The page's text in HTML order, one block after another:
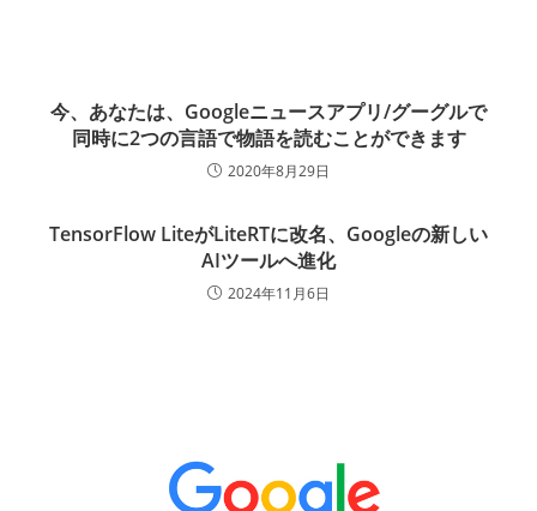
今、あなたは、Googleニュースアプリ/グーグルで
同時に2つの言語で物語を読むことができます
2020年8月29日
TensorFlow LiteがLiteRTに改名、Googleの新しい
AIツールへ進化
2024年11月6日